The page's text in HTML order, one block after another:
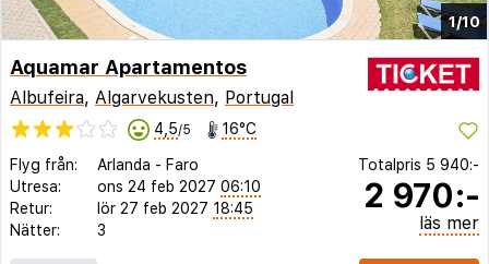
1/10
Aquamar Apartamentos
Albufeira, Algarvekusten, Portugal
4,5/5 16°C
Flyg från: Arlanda - Faro
Utresa:
ons 24 feb 2027 06:10
Retur:
lör 27 feb 2027 18:45
Nätter:
3
Totalpris 5 940:-
2 970:-
läs mer